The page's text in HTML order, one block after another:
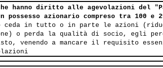
hanno diritto alle agevolazioni del
possesso azionario compreso tra 100
in tutto o in parte le azioni
o perda la qualità di socio, egli
venendo a mancare il requisito